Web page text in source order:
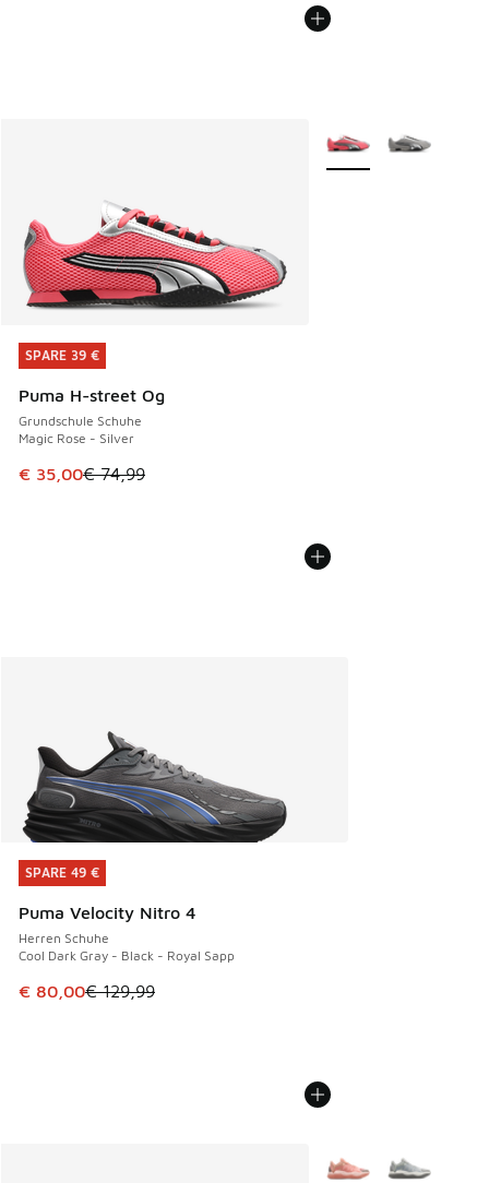
SPARE 39 €
Puma H-street Og
Grundschule Schuhe
Magic Rose - Silver
Dieser Artikel ist im Sale. Der Preis ist von € 74,99 auf €
€ 35,00€ 74,99
SPARE 39 €
Weitere Farben
SPARE 49 €
Puma Velocity Nitro 4
Herren Schuhe
Cool Dark Gray - Black - Royal Sapp
Dieser Artikel ist im Sale. Der Preis ist von € 129,99 auf €
€ 80,00€ 129,99
SPARE 49 €
Weitere Farben